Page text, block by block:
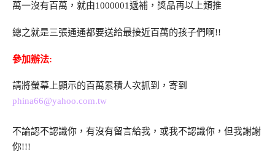
萬一沒有百萬，就由1000001遞補，獎品再以上類推
總之就是三張通通都要送給最接近百萬的孩子們啊!!
參加辦法:
請將螢幕上顯示的百萬累積人次抓到，寄到
phina66@yahoo.com.tw
不論認不認識你，有沒有留言給我，或我不認識你，但我謝謝
你!!!